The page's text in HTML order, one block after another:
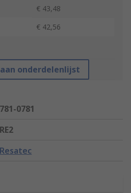
€ 43,48
€ 42,56
onderdelenlijst
781-0781
RE2
Resatec